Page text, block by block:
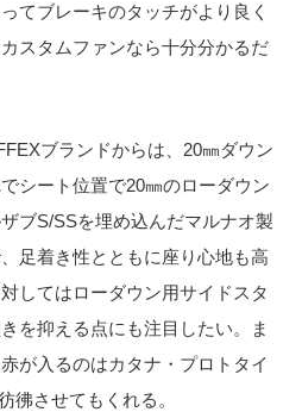
てブレーキのタッチがより良く
スタムファンなら十分分かるだ
ブランドからは、20㎜ダウン
シート位置で20㎜のローダウン
ブS/SSを埋め込んだマルナオ製
足着き性とともに座り心地も高
してはローダウン用サイドスタ
を抑える点にも注目したい。ま
が入るのはカタナ・プロトタイ
彿させてもくれる。